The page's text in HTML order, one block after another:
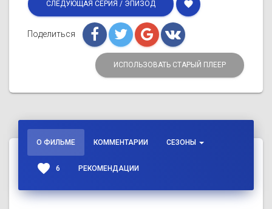
СЛЕДУЮЩАЯ СЕРИЯ / ЭПИЗОД favorite
Поделиться
ИСПОЛЬЗОВАТЬ СТАРЫЙ ПЛЕЕР
О ФИЛЬМЕ КОММЕНТАРИИ СЕЗОНЫ
favorite 6 РЕКОМЕНДАЦИИ